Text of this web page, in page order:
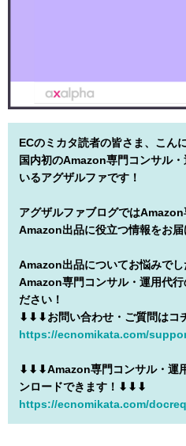
ECのミカタ読者の皆さま、こん
国内初のAmazon専門コンサル
いるアグザルファです！
アグザルファブログでは
Amazon出品に役立つ情報をお届
Amazon出品についてお悩みで
Amazon専門コンサル・運用代行
ださい！
⬇︎⬇︎⬇︎お問い合わせ・ご質問は
https://ecnomikata.com/
⬇︎⬇︎⬇︎Amazon専門コンサル・運
ンロードできます！⬇︎⬇︎⬇︎
https://ecnomikata.com/